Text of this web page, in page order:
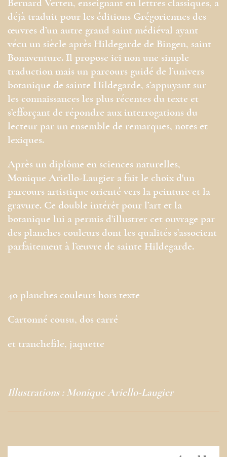
Bernard Verten, enseignant en lettres classiques, a
déjà traduit pour les éditions Grégoriennes des
œuvres d’un autre grand saint médiéval ayant
vécu un siècle après Hildegarde de Bingen, saint
Bonaventure. Il propose ici non une simple
traduction mais un parcours guidé de l’univers
botanique de sainte Hildegarde, s’appuyant sur
les connaissances les plus récentes du texte et
s’efforçant de répondre aux interrogations du
lecteur par un ensemble de remarques, notes et
lexiques.
Après un diplôme en sciences naturelles,
Monique Ariello-Laugier a fait le choix d'un
parcours artistique orienté vers la peinture et la
gravure. Ce double intérêt pour l’art et la
botanique lui a permis d’illustrer cet ouvrage par
des planches couleurs dont les qualités s’associent
parfaitement à l’œuvre de sainte Hildegarde.
40 planches couleurs hors texte
Cartonné cousu, dos carré
et tranchefile, jaquette
Illustrations : Monique Ariello-Laugier